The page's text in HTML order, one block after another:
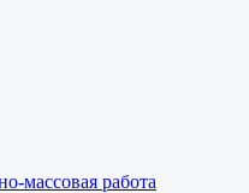
массовая работа